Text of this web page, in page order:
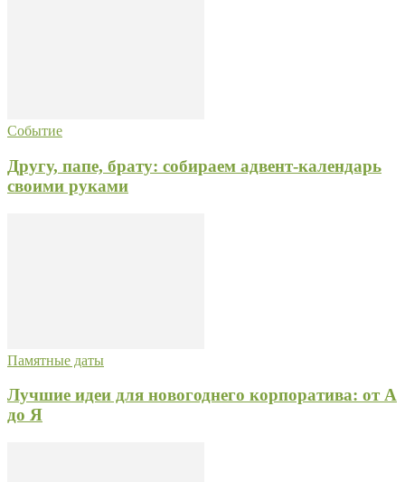
Событие
Другу, папе, брату: собираем адвент-календарь
своими руками
Памятные даты
Лучшие идеи для новогоднего корпоратива: от А
до Я